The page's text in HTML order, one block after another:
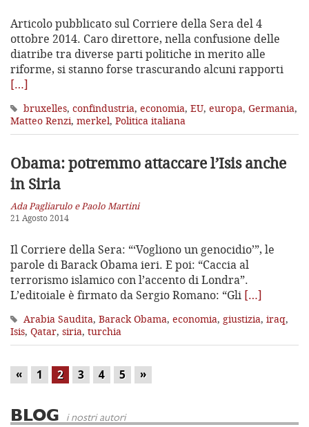
Articolo pubblicato sul Corriere della Sera del 4
ottobre 2014. Caro direttore, nella confusione delle
diatribe tra diverse parti politiche in merito alle
riforme, si stanno forse trascurando alcuni rapporti
[…]
bruxelles, confindustria, economia, EU, europa, Germania,
Matteo Renzi, merkel, Politica italiana
Obama: potremmo attaccare l’Isis anche
in Siria
Ada Pagliarulo e Paolo Martini
21 Agosto 2014
Il Corriere della Sera: “‘Vogliono un genocidio’”, le
parole di Barack Obama ieri. E poi: “Caccia al
terrorismo islamico con l’accento di Londra”.
L’editoiale è firmato da Sergio Romano: “Gli […]
Arabia Saudita, Barack Obama, economia, giustizia, iraq,
Isis, Qatar, siria, turchia
« 1 2 3 4 5 »
BLOG i nostri autori